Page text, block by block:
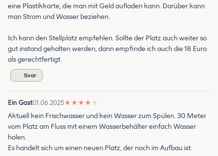
eine Plastikkarte, die man mit Geld aufladen kann. Darüber kann
man Strom und Wasser beziehen.
Ich kann den Stellplatz empfehlen. Sollte der Platz auch weiter so
gut instand gehalten werden, dann empfinde ich auch die 18 Euro
als gerechtfertigt.
Svar
Ein Gast01.06.2025★ ★ ★ ★ ★
Aktuell kein Frischwasser und kein Wasser zum Spülen. 30 Meter
vom Platz am Fluss mit einem Wasserbehälter einfach Wasser
holen.
Es handelt sich um einen neuen Platz, der noch im Aufbau ist.